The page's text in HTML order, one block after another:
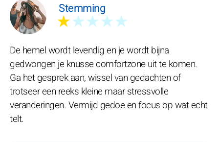
Stemming
★★★★★
De hemel wordt levendig en je wordt bijna
gedwongen je knusse comfortzone uit te komen.
Ga het gesprek aan, wissel van gedachten of
trotseer een reeks kleine maar stressvolle
veranderingen. Vermijd gedoe en focus op wat echt
telt.